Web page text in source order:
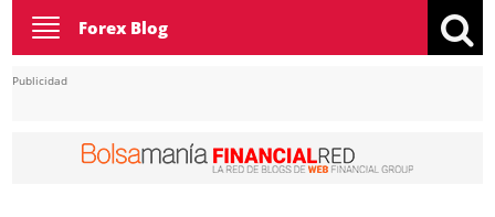
Toggle
navigation
Forex Blog
Publicidad